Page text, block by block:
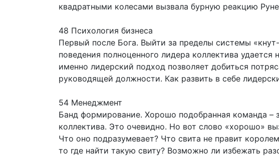
квадратными колесами вызвала бурную реакцию
48 Психология бизнеса
Первый после Бога. Выйти за пределы системы
поведения полноценного лидера коллектива
именно лидерский подход позволяет добиться
руководящей должности. Как развить в себе
54 Менеджмент
Банд формирование. Хорошо подобранная команда –
коллектива. Это очевидно. Но вот слово «хорошо»
Что оно подразумевает? Что свита не правит
то где найти такую свиту? Возможно ли избежать